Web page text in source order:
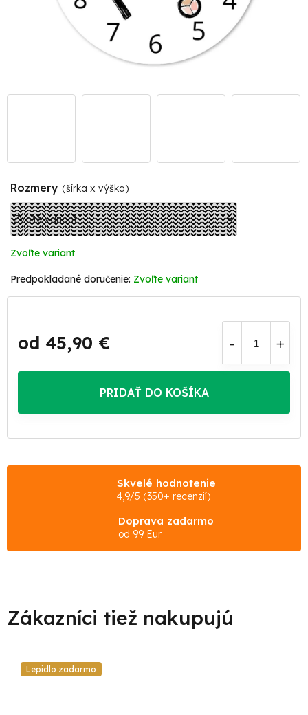
Rozmery (šírka x výška)
Zvoľte variant
Zvoľte variant
od 45,90 €
Jednotková
cena:
PRIDAŤ DO KOŠÍKA
Skvelé hodnotenie
4,9/5 (350+ recenzií)
Doprava zadarmo
od 99 Eur
Lepidlo zadarmo